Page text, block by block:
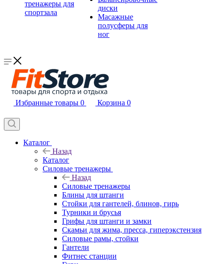
тренажеры для
спортзала
диски
Масажные
полусферы для
ног
Избранные товары 0 Корзина 0
Каталог
Назад
Каталог
Силовые тренажеры
Назад
Силовые тренажеры
Блины для штанги
Стойки для гантелей, блинов, гирь
Турники и брусья
Грифы для штанги и замки
Скамьи для жима, пресса, гиперэкстензия
Силовые рамы, стойки
Гантели
Фитнес станции